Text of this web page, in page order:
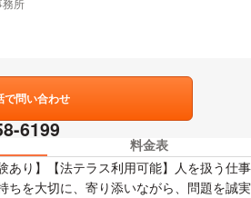
務所
で問い合わせ
6199
料金表
あり】【法テラス利用可能】人を扱う仕事
ちを大切に、寄り添いながら、問題を誠実
要素を